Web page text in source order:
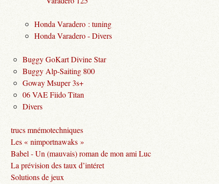
Honda Varadero : tuning
Honda Varadero - Divers
Buggy GoKart Divine Star
Buggy Alp-Saiting 800
Goway Msuper 3s+
06 VAE Fiido Titan
Divers
trucs mnémotechniques
Les « nimportnawaks »
Babel - Un (mauvais) roman de mon ami Luc
La prévision des taux d’intéret
Solutions de jeux